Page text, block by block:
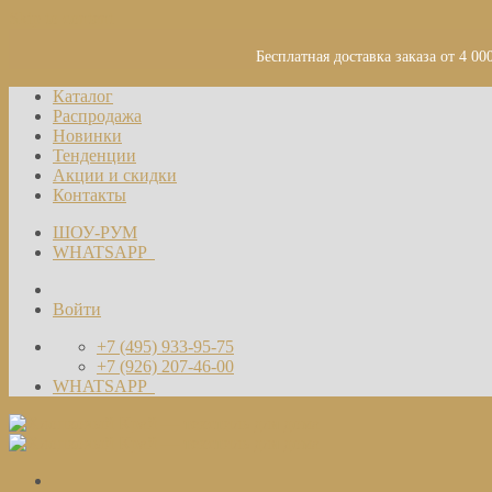
Бесплатная доставка заказа от 4
Каталог
Распродажа
Новинки
Тенденции
Акции и скидки
Контакты
ШОУ-РУМ
WHATSAPP
Войти
+7 (495) 933-95-75
+7 (926) 207-46-00
WHATSAPP